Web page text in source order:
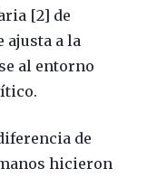
[2] de
ajusta a la
al entorno
de
hicieron